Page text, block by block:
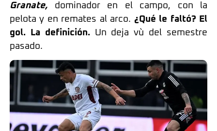
Granate, dominador en el campo, con la
pelota y en remates al arco. ¿Qué le faltó? El
gol. La definición. Un deja vù del semestre
pasado.